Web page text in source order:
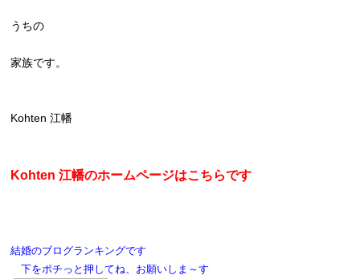
うちの
家族です。
Kohten 江幡
Kohten 江幡のホームページはこちらです
結婚のブログランキングです
下をポチっと押してね、お願いしま～す